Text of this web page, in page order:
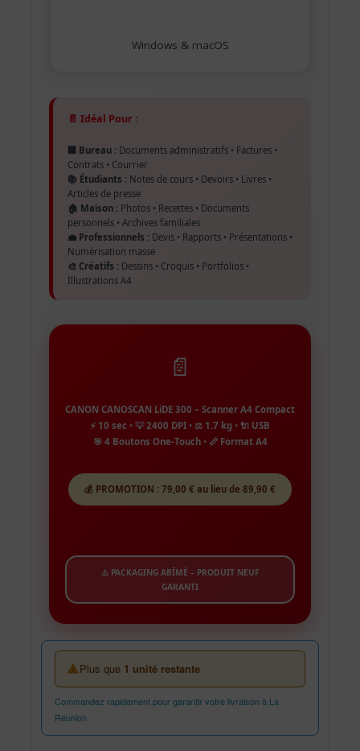
Windows & macOS
📄 Idéal Pour :
🏢 Bureau :Documents administratifs • Factures •
Contrats • Courrier
📚 Étudiants :Notes de cours • Devoirs • Livres •
Articles de presse
🏠 Maison :Photos • Recettes • Documents
personnels • Archives familiales
💼 Professionnels :Devis • Rapports • Présentations •
Numérisation masse
🎨 Créatifs :Dessins • Croquis • Portfolios •
Illustrations A4
📄
CANON CANOSCAN LiDE 300 – Scanner A4 Compact
⚡ 10 sec • 💡 2400 DPI • ⚖️ 1.7 kg • 🔌 USB
🎯 4 Boutons One-Touch• 📏 Format A4
💰 PROMOTION : 79,00 € au lieu de 89,90 €
⚠️ PACKAGING ABÎMÉ – PRODUIT NEUF
GARANTI
Plus que 1 unité restante
Commandez rapidement pour garantir votre livraison à La
Réunion